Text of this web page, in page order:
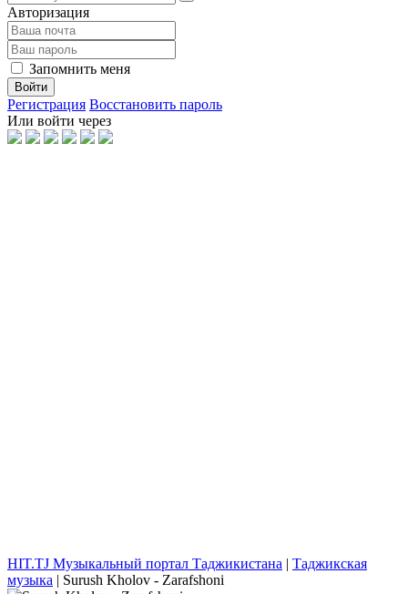
Авторизация
Запомнить меня
Войти
Регистрация Восстановить пароль
Или войти через
HIT.TJ Музыкальный портал Таджикистана | Таджикская
музыка | Surush Kholov - Zarafshoni